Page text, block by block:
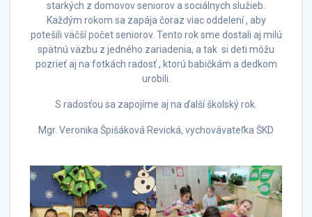
starkých z domovov seniorov a sociálnych služieb.
Každým rokom sa zapája čoraz viac oddelení , aby
potešili väčší počet seniorov. Tento rok sme dostali aj milú
spätnú väzbu z jedného zariadenia, a tak si deti môžu
pozrieť aj na fotkách radosť , ktorú babičkám a dedkom
urobili.
S radosťou sa zapojíme aj na ďalší školský rok.
Mgr. Veronika Špišáková Revická, vychovávateľka ŠKD